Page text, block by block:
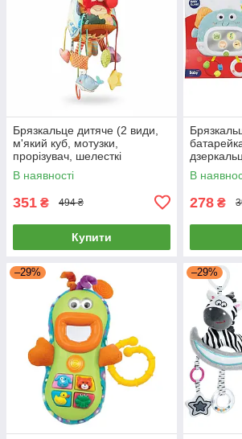
Брязкальце дитяче (2 види,
м'який куб, мотузки,
прорізувач, шелесткі
елементи, пискавка, кільце-
тримач) 20690
В наявності
351 ₴ 494 ₴
Купити
тварин,
В
278 ₴
–29% –29%